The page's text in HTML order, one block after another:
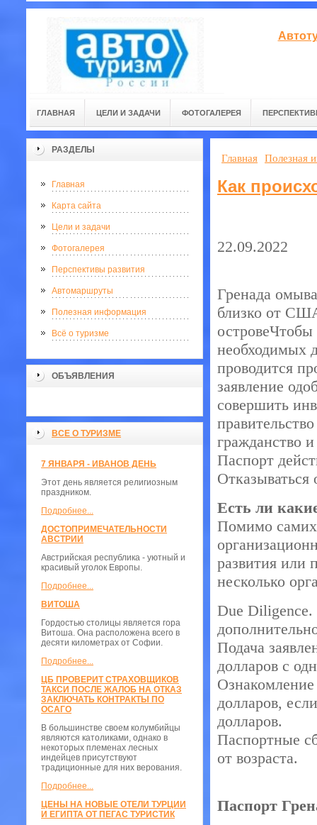
ГЛАВНАЯ ЦЕЛИ И ЗАДАЧИ ФОТОГАЛЕРЕЯ
РАЗДЕЛЫ
Главная
Карта сайта
Цели и задачи
Фотогалерея
Перспективы развития
Автомаршруты
Полезная информация
Всё о туризме
ОБЪЯВЛЕНИЯ
ВСЕ О ТУРИЗМЕ
7 ЯНВАРЯ - ИВАНОВ ДЕНЬ
Этот день является религиозным
праздником.
Подробнее...
ДОСТОПРИМЕЧАТЕЛЬНОСТИ
АВСТРИИ
Австрийская республика - уютный и
красивый уголок Европы.
Подробнее...
ВИТОША
Гордостью столицы является гора
Витоша. Она расположена всего в
десяти километрах от Софии.
Подробнее...
ЦБ ПРОВЕРИТ СТРАХОВЩИКОВ
ТАКСИ ПОСЛЕ ЖАЛОБ НА ОТКАЗ
ЗАКЛЮЧАТЬ КОНТРАКТЫ ПО
ОСАГО
В большинстве своем колумбийцы
являются католиками, однако в
некоторых племенах лесных
индейцев присутствуют
традиционные для них верования.
Подробнее...
ЦЕНЫ НА НОВЫЕ ОТЕЛИ ТУРЦИИ
И ЕГИПТА ОТ ПЕГАС ТУРИСТИК
Главная Полезная
Как
22.09.2022
Гренада
близко от
необходимых
проводится
заявление
совершить
гражданство
Паспорт
Отказываться
Есть ли
Помимо самих
развития или
несколько
Due Diligence.
Подача
долларов с
долларов,
долларов.
Паспортные
от возраста.
Паспорт